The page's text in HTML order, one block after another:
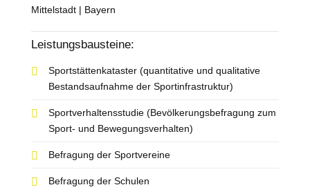
Mittelstadt | Bayern
Leistungsbausteine:
Sportstättenkataster (quantitative und qualitative
Bestandsaufnahme der Sportinfrastruktur)
Sportverhaltensstudie (Bevölkerungsbefragung zum
Sport- und Bewegungsverhalten)
Befragung der Sportvereine
Befragung der Schulen